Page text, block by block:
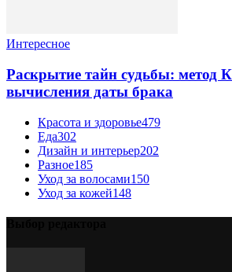
Интересное
Раскрытие тайн судьбы: метод
вычисления даты брака
Красота и здоровье479
Еда302
Дизайн и интерьер202
Разное185
Уход за волосами150
Уход за кожей148